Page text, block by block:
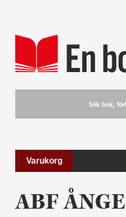
Varukorg
ABF ÅNGE